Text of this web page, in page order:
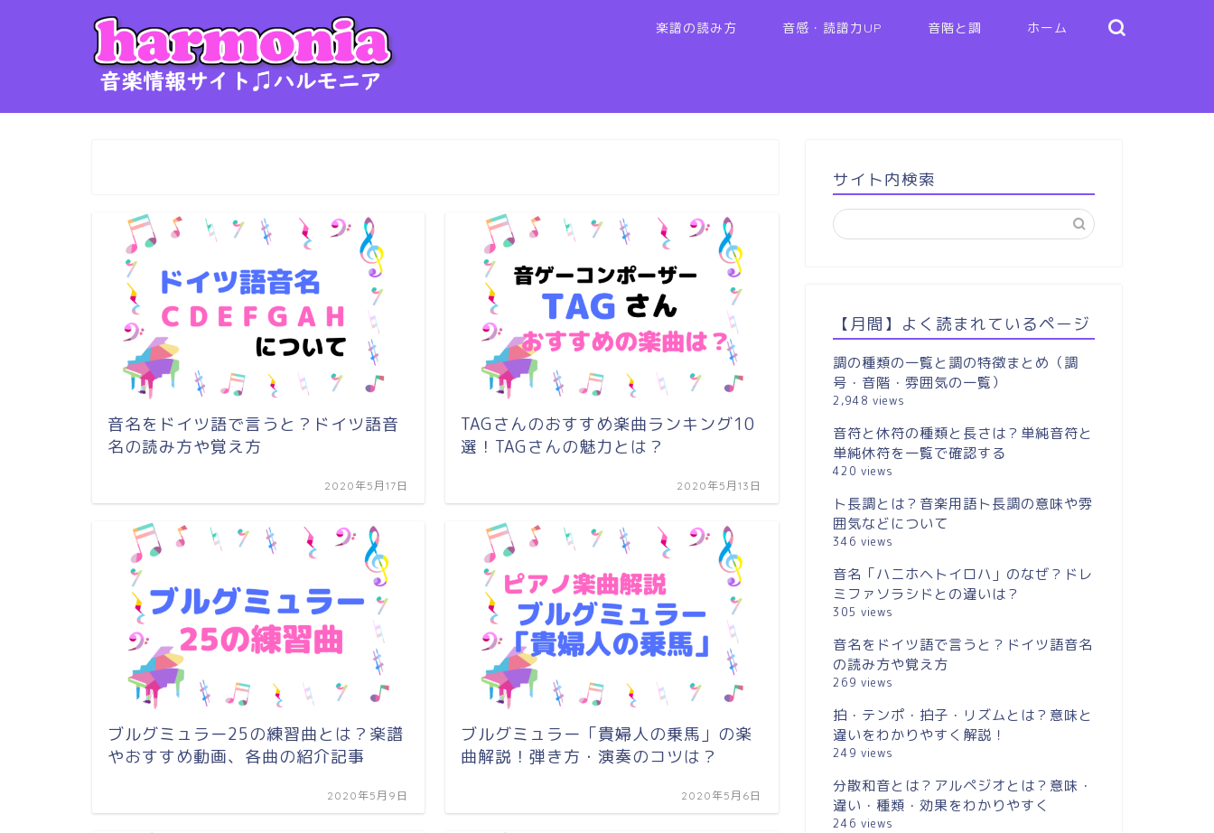
楽譜の読み方 音感・読譜力UP 音階と調 ホーム
音名をドイツ語で言うと？ドイツ語音
名の読み方や覚え方
2020年5月17日
TAGさんのおすすめ楽曲ランキング10
選！TAGさんの魅力とは？
2020年5月13日
ブルグミュラー25の練習曲とは？楽譜
やおすすめ動画、各曲の紹介記事
2020年5月9日
ブルグミュラー「貴婦人の乗馬」の楽
曲解説！弾き方・演奏のコツは？
2020年5月6日
サイト内検索
【月間】よく読まれているページ
調の種類の一覧と調の特徴まとめ（調
号・音階・雰囲気の一覧）
2,948 views
音符と休符の種類と長さは？単純音符と
単純休符を一覧で確認する
420 views
ト長調とは？音楽用語ト長調の意味や雰
囲気などについて
346 views
音名「ハニホヘトイロハ」のなぜ？ドレ
ミファソラシドとの違いは？
305 views
音名をドイツ語で言うと？ドイツ語音名
の読み方や覚え方
269 views
拍・テンポ・拍子・リズムとは？意味と
違いをわかりやすく解説！
249 views
分散和音とは？アルペジオとは？意味・
違い・種類・効果をわかりやすく
246 views